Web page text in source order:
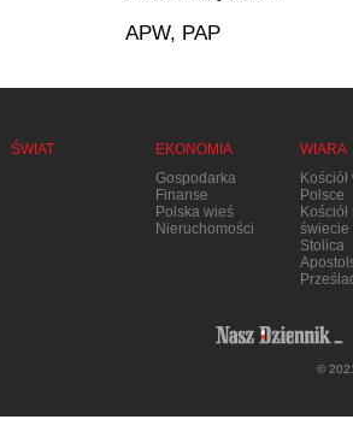
APW, PAP
ŚWIAT
EKONOMIA
Gospodarka
Finanse
Polska wieś
Nieruchomości
WIARA
Kościół
Polsce
Kościół
świecie
Stolica
©